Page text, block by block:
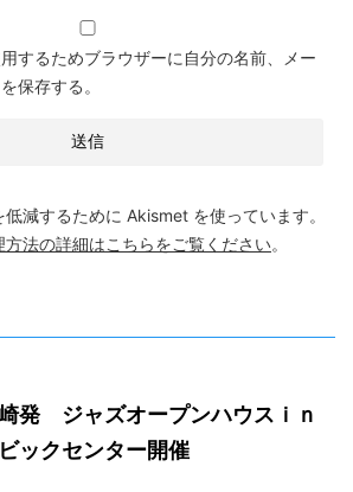
するためブラウザーに自分の名前、メー
保存する。
減するために Akismet を使っています。
方法の詳細はこちらをご覧ください。
発 ジャズオープンハウスｉｎ
ックセンター開催